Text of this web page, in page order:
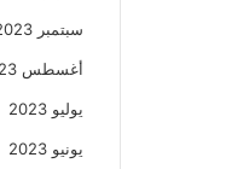
سبتمبر 2023
أغسطس 2023
يوليو 2023
يونيو 2023